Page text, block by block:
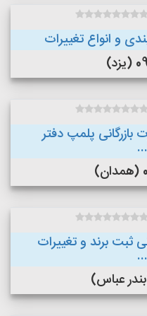
و انواع تغییرات
بازرگانی پلمپ دفتر
ثبت برند و تغییرات